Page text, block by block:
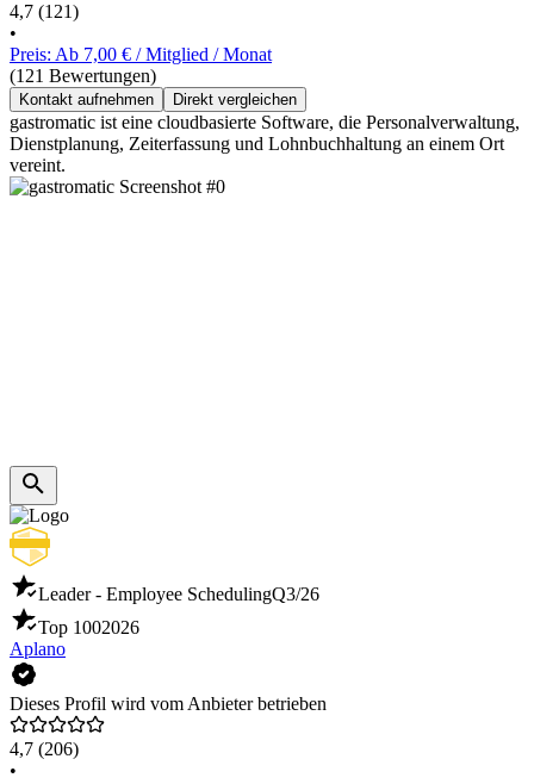
4,7 (121)
•
Preis: Ab 7,00 € / Mitglied / Monat
(121 Bewertungen)
Kontakt aufnehmen Direkt vergleichen
gastromatic ist eine cloudbasierte Software, die Personalverwaltung,
Dienstplanung, Zeiterfassung und Lohnbuchhaltung an einem Ort
vereint.
Leader - Employee SchedulingQ3/26
Top 1002026
Aplano
Dieses Profil wird vom Anbieter betrieben
4,7 (206)
•